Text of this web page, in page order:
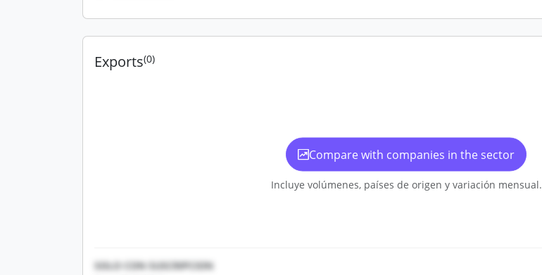
Exports(0)
Compare with companies in the sector
Incluye volúmenes, países de origen y variación mensual.
SOLO CON SUSCRIPCION